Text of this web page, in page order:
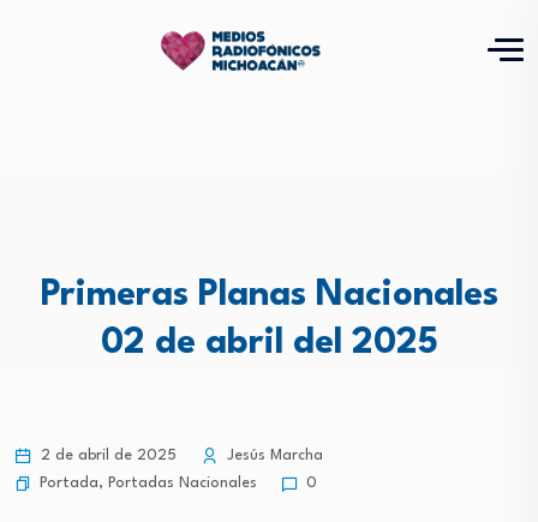
Primeras Planas Nacionales
02 de abril del 2025
2 de abril de 2025
Jesús Marcha
Portada, Portadas Nacionales 0